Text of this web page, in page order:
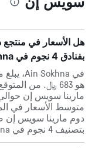
هل الأسعار في منتجع
بفنادق 4 نجوم في Ain Sokhna؟
هو 683 ﷼. من
دوم مارينا سويس إن
بتصنيف 4 نجوم في Ain Sokhna.